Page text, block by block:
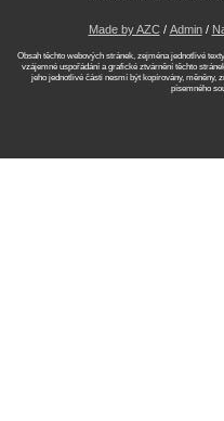
Made by AZC/ Admin/
Obsah těchto webových stránek, zejména jednotlivé
vzájemné uspořádání a grafické ztvárnění těchto
jeho jednotlivé části nesmí být kopírovány, měněny,
písemného